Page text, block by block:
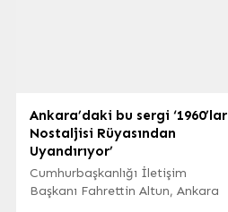
Bilgehaneler Arası...
Ankara’daki bu sergi ‘1960’lar
Nostaljisi Rüyasından
Uyandırıyor’
Cumhurbaşkanlığı İletişim
Başkanı Fahrettin Altun, Ankara